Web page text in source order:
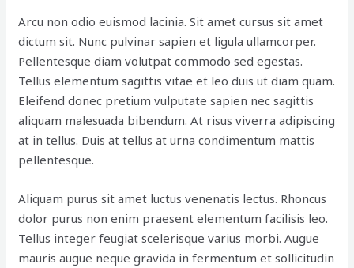
Arcu non odio euismod lacinia. Sit amet cursus sit amet
dictum sit. Nunc pulvinar sapien et ligula ullamcorper.
Pellentesque diam volutpat commodo sed egestas.
Tellus elementum sagittis vitae et leo duis ut diam quam.
Eleifend donec pretium vulputate sapien nec sagittis
aliquam malesuada bibendum. At risus viverra adipiscing
at in tellus. Duis at tellus at urna condimentum mattis
pellentesque.
Aliquam purus sit amet luctus venenatis lectus. Rhoncus
dolor purus non enim praesent elementum facilisis leo.
Tellus integer feugiat scelerisque varius morbi. Augue
mauris augue neque gravida in fermentum et sollicitudin